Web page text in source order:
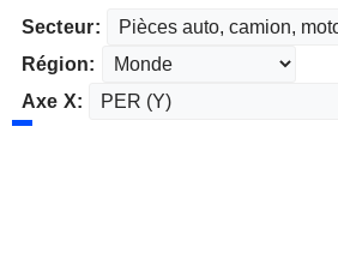
Secteur:
Région:
Axe X: